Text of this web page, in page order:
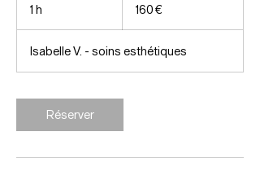
1 h 160 €
Isabelle V. - soins esthétiques
Réserver